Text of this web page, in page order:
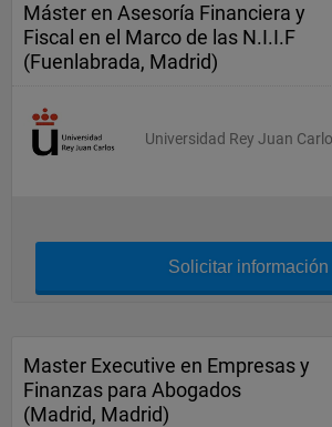
Máster en Asesoría Financiera y
Fiscal en el Marco de las N.I.I.F
(Fuenlabrada, Madrid)
Universidad Rey Juan
Solicitar información
Master Executive en Empresas y
Finanzas para Abogados
(Madrid, Madrid)